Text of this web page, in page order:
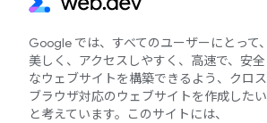
Google では、すべてのユーザーにとって、
美しく、アクセスしやすく、高速で、安全
なウェブサイトを構築できるよう、クロス
ブラウザ対応のウェブサイトを作成したい
と考えています。このサイトには、